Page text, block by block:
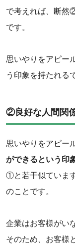
で考えれば、断然
です。
思いやりをアピー
う印象を持たれる
②良好な人間関
思いやりをアピー
ができるという印
①と若干似ていま
のことです。
企業はお客様がい
そのため、お客様